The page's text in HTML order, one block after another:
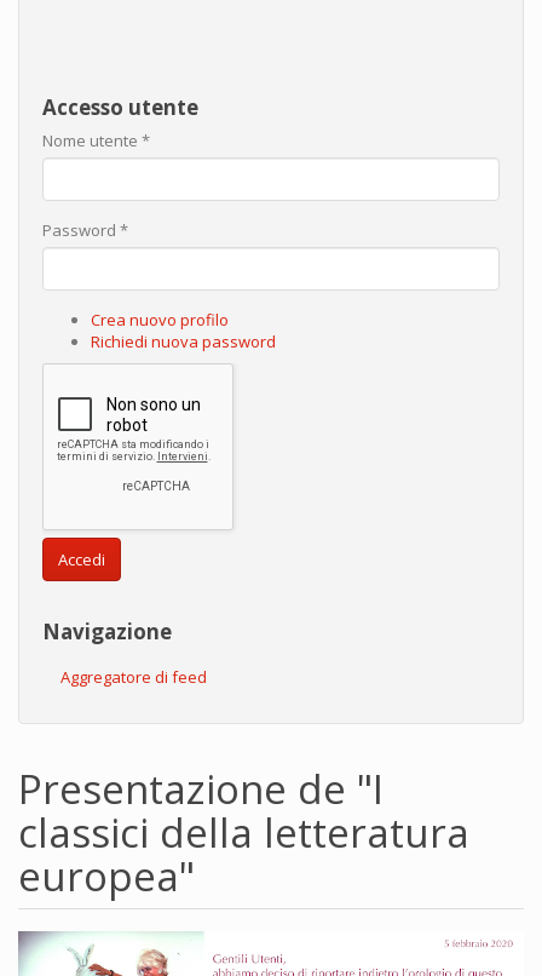
Accesso utente
Nome utente *
Password *
Crea nuovo profilo
Richiedi nuova password
Accedi
Navigazione
Aggregatore di feed
Presentazione de "I
classici della letteratura
europea"